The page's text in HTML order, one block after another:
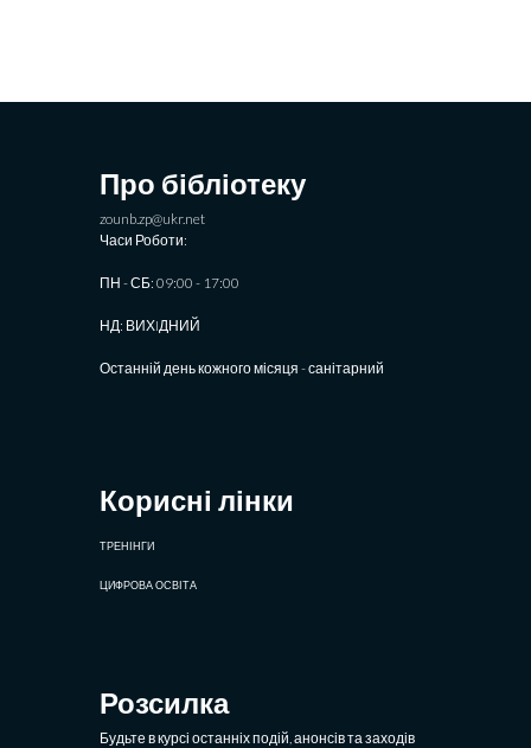
Про бібліотеку
zounb.zp@ukr.net
Часи Роботи:
ПН - СБ: 09:00 - 17:00
НД: ВИХIДНИЙ
Останній день кожного місяця - санітарний
Корисні лінки
ТРЕНІНГИ
ЦИФРОВА ОСВІТА
Розсилка
Будьте в курсі останніх подій, анонсів та заходів